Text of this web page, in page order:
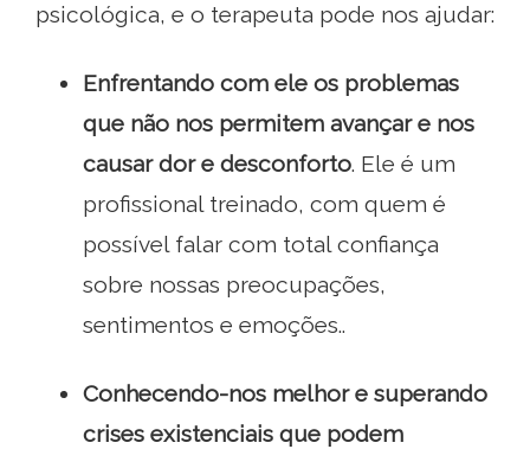
psicológica, e o terapeuta pode nos ajudar:
Enfrentando com ele os problemas
que não nos permitem avançar e nos
causar dor e desconforto. Ele é um
profissional treinado, com quem é
possível falar com total confiança
sobre nossas preocupações,
sentimentos e emoções..
Conhecendo-nos melhor e superando
crises existenciais que podem